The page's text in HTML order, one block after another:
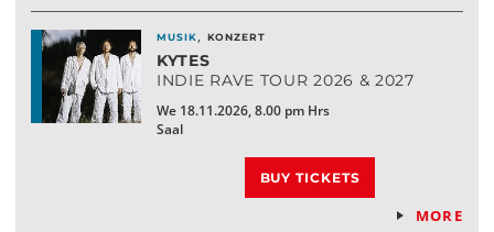
MUSIK, KONZERT
KYTES
INDIE RAVE TOUR 2026 & 2027
We 18.11.2026, 8.00 pm Hrs
Saal
MORE
BUY TICKETS